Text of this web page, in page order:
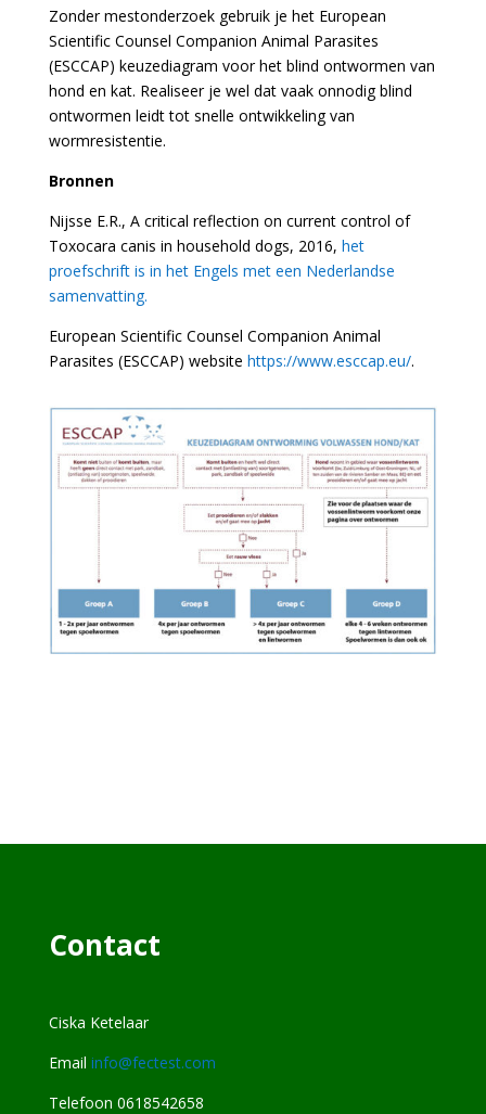
Zonder mestonderzoek gebruik je het European
Scientific Counsel Companion Animal Parasites
(ESCCAP) keuzediagram voor het blind ontwormen van
hond en kat. Realiseer je wel dat vaak onnodig blind
ontwormen leidt tot snelle ontwikkeling van
wormresistentie.
Bronnen
Nijsse E.R., A critical reflection on current control of
Toxocara canis in household dogs, 2016, het
proefschrift is in het Engels met een Nederlandse
samenvatting.
European Scientific Counsel Companion Animal
Parasites (ESCCAP) website https://www.esccap.eu/.
Contact
Ciska Ketelaar
Email info@fectest.com
Telefoon 0618542658